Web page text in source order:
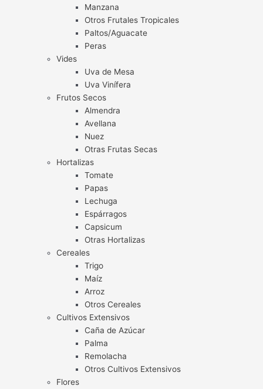
Manzana
Otros Frutales Tropicales
Paltos/Aguacate
Peras
Vides
Uva de Mesa
Uva Vinífera
Frutos Secos
Almendra
Avellana
Nuez
Otras Frutas Secas
Hortalizas
Tomate
Papas
Lechuga
Espárragos
Capsicum
Otras Hortalizas
Cereales
Trigo
Maíz
Arroz
Otros Cereales
Cultivos Extensivos
Caña de Azúcar
Palma
Remolacha
Otros Cultivos Extensivos
Flores